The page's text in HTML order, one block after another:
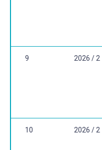
9 2026 / 2
10 2026 / 2